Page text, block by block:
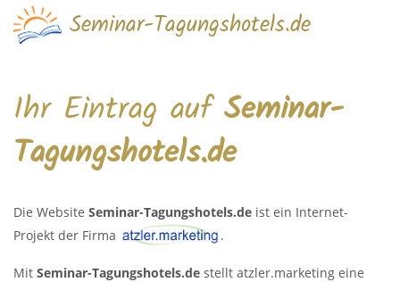
Seminar-Tagungshotels.de
Ihr Eintrag aufSeminar-
Tagungshotels.de
Die Website Seminar-Tagungshotels.de ist ein Internet-
Projekt der Firma
.
Mit Seminar-Tagungshotels.de stellt atzler.marketing eine